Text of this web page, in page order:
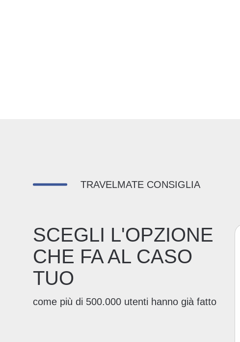
TRAVELMATE CONSIGLIA
SCEGLI L'OPZIONE
CHE FA AL CASO
TUO
come più di 500.000 utenti hanno già fatto